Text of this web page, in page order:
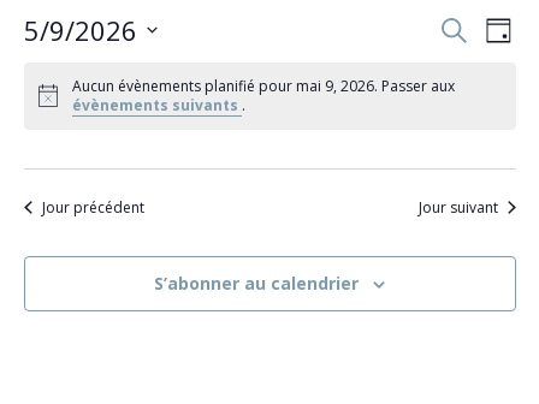
et
de
Recherche
de
Jour
5/9/2026
une
Aucun évènements planifié pour mai 9, 2026. Passer aux
évènements suivants .
Jour précédent Jour suivant
S’abonner au calendrier